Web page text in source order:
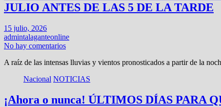
JULIO ANTES DE LAS 5 DE LA TARDE
15 julio, 2026
admintalaganteonline
No hay comentarios
A raíz de las intensas lluvias y vientos pronosticados a partir de la
Nacional NOTICIAS
¡Ahora o nunca! ÚLTIMOS DÍAS PARA